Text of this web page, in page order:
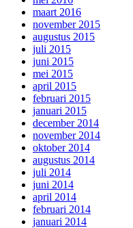
maart 2016
november 2015
augustus 2015
juli 2015
juni 2015
mei 2015
april 2015
februari 2015
januari 2015
december 2014
november 2014
oktober 2014
augustus 2014
juli 2014
juni 2014
april 2014
februari 2014
januari 2014